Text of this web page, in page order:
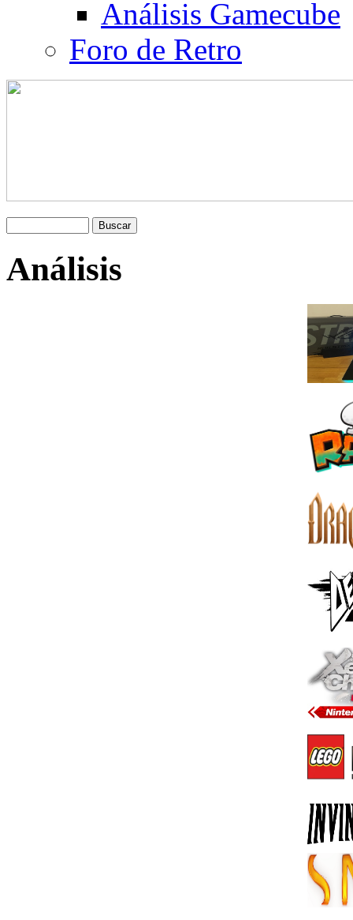
Análisis Gamecube
Foro de Retro
Análisis